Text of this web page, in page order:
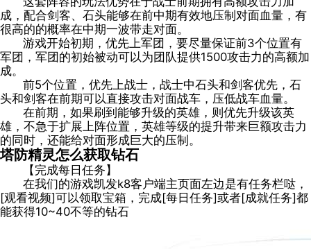
成，配合剑客、石头能够在前中期有效地压制对面血量，有
很高的的概率在中期一波带走对面。
游戏开始初期，优先上军团，要尽量保证前3个位置有
军团，军团的初始被动可以为团队提供1500攻击力的高额加
成。
前5个位置，优先上战士，战士中石头和剑客优先，石
头和剑客在前期可以直接攻击对面战车，压低战车血量。
在前期，如果刷到能够升级的英雄，则优先升级该英
雄，不急于扩展上阵位置，英雄等级的提升带来巨额攻击力
的同时，还能给对面形成巨大的压制。
塔防精灵怎么获取钻石
【完成每日任务】
在我们的游戏凯发k8客户端主页面左边是有任务栏哒，
[观看视频]可以领取宝箱，完成[每日任务]或者[成就任务]都
能获得10~40不等的钻石